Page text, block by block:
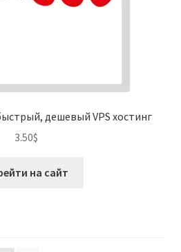
дешевый VPS хостинг
3.50$
на сайт